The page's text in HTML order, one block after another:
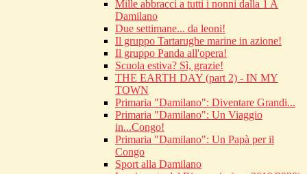
Mille abbracci a tutti i nonni dalla 1 A
Damilano
Due settimane... da leoni!
Il gruppo Tartarughe marine in azione!
Il gruppo Panda all'opera!
Scuola estiva? Sì, grazie!
THE EARTH DAY (part 2) - IN MY
TOWN
Primaria "Damilano": Diventare Grandi...
Primaria "Damilano": Un Viaggio
in...Congo!
Primaria "Damilano": Un Papà per il
Congo
Sport alla Damilano